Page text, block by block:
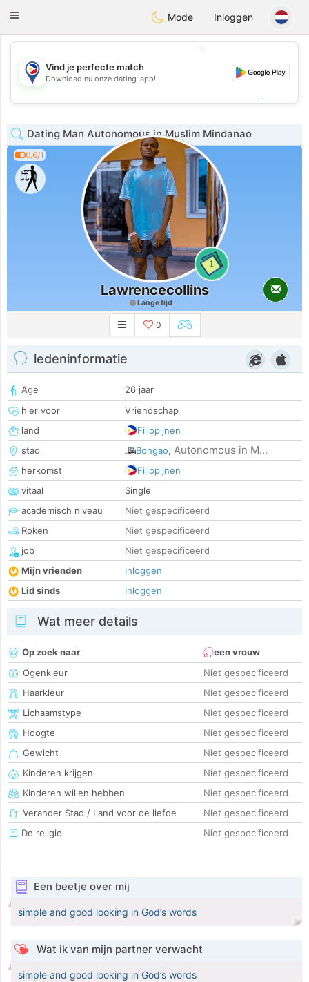
PhilippinesChat
Toggle
Mode Inloggen
💖
💕
Vind je perfecte match
Download nu onze dating-app!
Dating Man Autonomous in Muslim Mindanao
0.6/1
1
Lawrencecollins
Lange tijd
0
ledeninformatie
Age
26 jaar
hier voor
Vriendschap
land
Filippijnen
stad
Bongao, Autonomous in M...
herkomst
Filippijnen
vitaal
Single
academisch niveau
Niet gespecificeerd
Roken
Niet gespecificeerd
job
Niet gespecificeerd
Mijn vrienden
Inloggen
Lid sinds
Inloggen
Wat meer details
Op zoek naar
een vrouw
Ogenkleur
Niet gespecificeerd
Haarkleur
Niet gespecificeerd
Lichaamstype
Niet gespecificeerd
Hoogte
Niet gespecificeerd
Gewicht
Niet gespecificeerd
Kinderen krijgen
Niet gespecificeerd
Kinderen willen hebben
Niet gespecificeerd
Verander Stad / Land voor de liefde
Niet gespecificeerd
De religie
Niet gespecificeerd
Een beetje over mij
simple and good looking in God’s words
Wat ik van mijn partner verwacht
simple and good looking in God’s words